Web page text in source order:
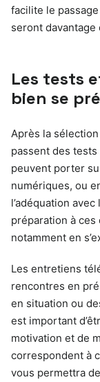
facilite le
seront davantage
Les tests
bien se
Après la
passent des
peuvent porter
numériques, ou
l’adéquation
préparation à
notamment en
Les entretiens
rencontres en
en situation ou
est important
motivation et de
correspondent à
vous permettra